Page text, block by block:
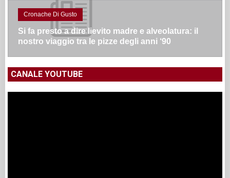
Cronache Di Gusto
Si fa presto a dire lievito madre e alveolatura: il
nostro viaggio tra le pizze degli anni ‘90
CANALE YOUTUBE